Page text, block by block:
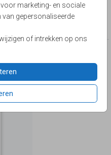
marketing- en sociale
van gepersonaliseerde
of intrekken op ons
ook iets voor je